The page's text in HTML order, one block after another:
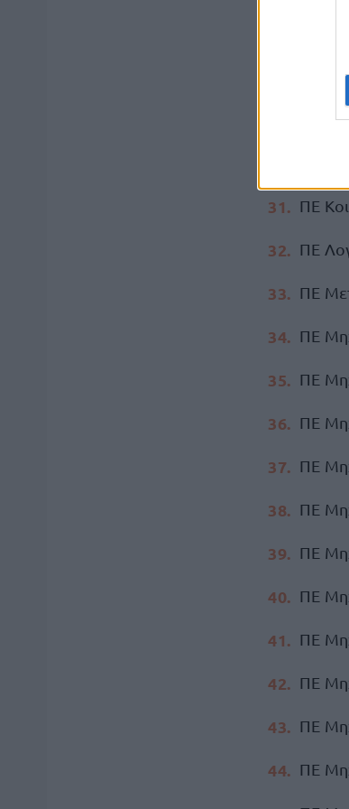
ΠΕ
ΠΕ
ΠΕ
ΠΕ
ΠΕ
ΠΕ
ΠΕ
ΠΕ
ΠΕ
ΠΕ
ΠΕ
ΠΕ
ΠΕ
ΠΕ
ΠΕ
ΠΕ
ΠΕ
ΠΕ